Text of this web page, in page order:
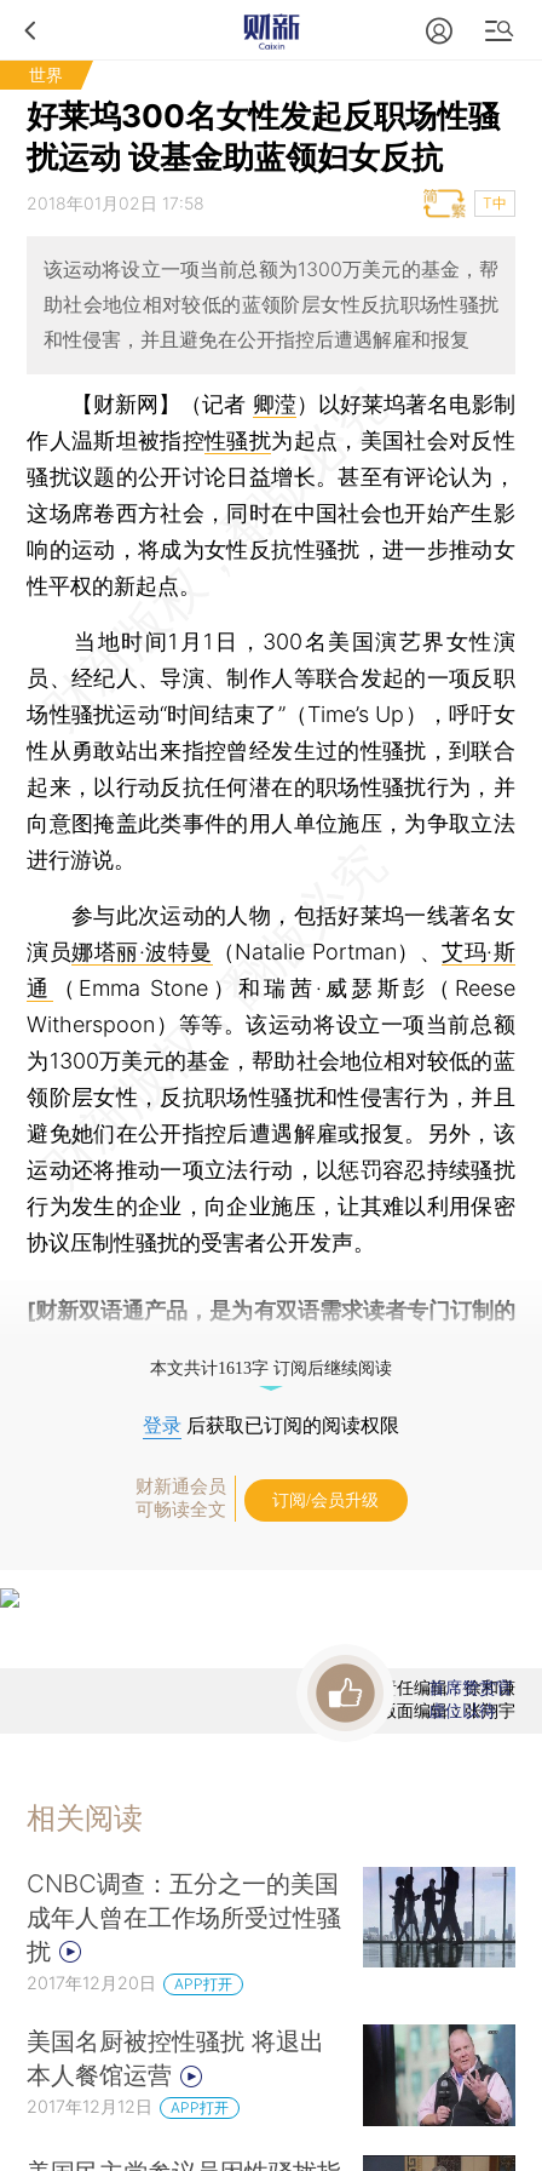
世界
好莱坞300名女性发起反职场性骚
扰运动 设基金助蓝领妇女反抗
2018年01月02日 17:58 T中
该运动将设立一项当前总额为1300万美元的基金，帮
助社会地位相对较低的蓝领阶层女性反抗职场性骚扰
和性侵害，并且避免在公开指控后遭遇解雇和报复
【财新网】（记者 卿滢）
以好莱坞著名电影制
作人温斯坦被指控性骚扰为起点，美国社会对反性
骚扰议题的公开讨论日益增长。甚至有评论认为，
这场席卷西方社会，同时在中国社会也开始产生影
响的运动，将成为女性反抗性骚扰，进一步推动女
性平权的新起点。
当地时间1月1日，300名美国演艺界女性演
员、经纪人、导演、制作人等联合发起的一项反职
场性骚扰运动“时间结束了”（Time’s Up），呼吁女
性从勇敢站出来指控曾经发生过的性骚扰，到联合
起来，以行动反抗任何潜在的职场性骚扰行为，并
向意图掩盖此类事件的用人单位施压，为争取立法
进行游说。
参与此次运动的人物，包括好莱坞一线著名女
演员娜塔丽·波特曼 （Natalie Portman）、艾玛·斯
通
（Emma Stone）和瑞茜·威瑟斯彭（Reese
Witherspoon）等等。该运动将设立一项当前总额
为1300万美元的基金，帮助社会地位相对较低的蓝
领阶层女性，反抗职场性骚扰和性侵害行为，并且
避免她们在公开指控后遭遇解雇或报复。另外，该
运动还将推动一项立法行动，以惩罚容忍持续骚扰
行为发生的企业，向企业施压，让其难以利用保密
协议压制性骚扰的受害者公开发声。
[财新双语通产品，是为有双语需求读者专门订制的
本文共计1613字 订阅后继续阅读
登录 后获取已订阅的阅读权限
财新通会员
可畅读全文
订阅/会员升级
责任编辑：徐和谦
版面编辑：张翔宇
首席赞赏官
虚位以待
相关阅读
CNBC调查：五分之一的美国
成年人曾在工作场所受过性骚
扰
2017年12月20日 APP打开
美国名厨被控性骚扰 将退出
本人餐馆运营
2017年12月12日 APP打开